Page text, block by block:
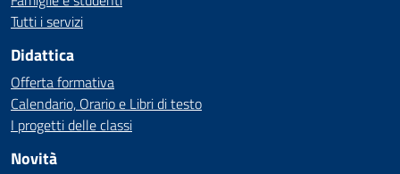
Tutti i servizi
Didattica
Offerta formativa
Calendario, Orario e Libri di testo
I progetti delle classi
Novità